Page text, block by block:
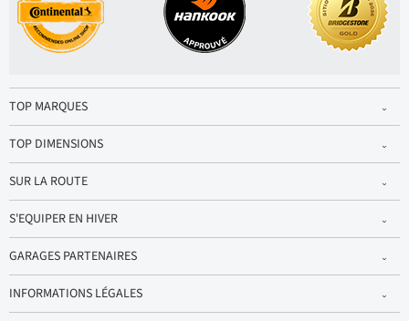
TOP MARQUES
TOP DIMENSIONS
SUR LA ROUTE
S'EQUIPER EN HIVER
GARAGES PARTENAIRES
INFORMATIONS LÉGALES